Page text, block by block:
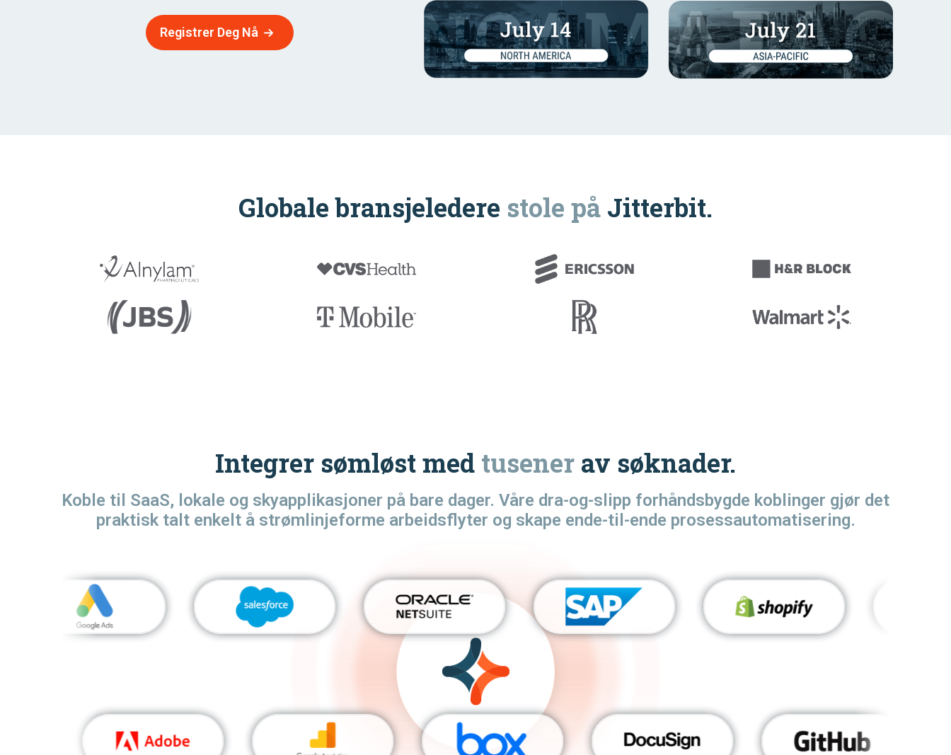
Registrer Deg Nå
Globale bransjeledere stole på Jitterbit.
Integrer sømløst med tusener av søknader.
Koble til SaaS, lokale og skyapplikasjoner på bare dager. Våre dra-og-slipp forhåndsbygde koblinger gjør det
praktisk talt enkelt å strømlinjeforme arbeidsflyter og skape ende-til-ende prosessautomatisering.